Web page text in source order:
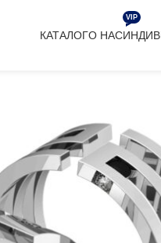
КАТАЛОГО НАС
VIP